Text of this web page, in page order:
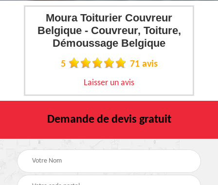
Moura Toiturier Couvreur
Belgique - Couvreur, Toiture,
Démoussage Belgique
5 71 avis
Laisser un avis
Demande de devis gratuit